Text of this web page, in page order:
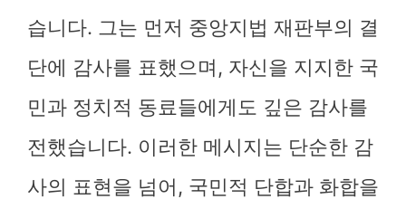
습니다. 그는 먼저 중앙지법 재판부의 결
단에 감사를 표했으며, 자신을 지지한 국
민과 정치적 동료들에게도 깊은 감사를
전했습니다. 이러한 메시지는 단순한 감
사의 표현을 넘어, 국민적 단합과 화합을